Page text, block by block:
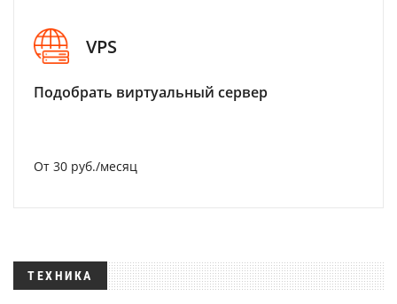
VPS
Подобрать виртуальный сервер
От 30 руб./месяц
ТЕХНИКА